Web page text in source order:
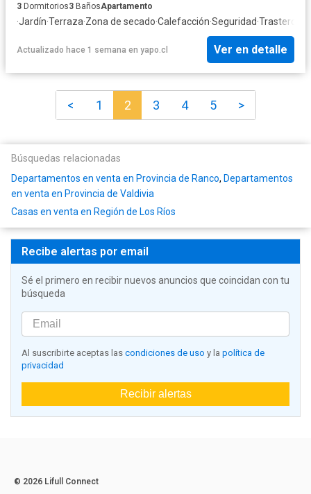
3 Dormitorios3 BañosApartamento
·Jardín·Terraza·Zona de secado·Calefacción·Seguridad·Trastero
Actualizado hace 1 semana en yapo.cl Ver en detalle
< 1 2 3 4 5 >
Búsquedas relacionadas
Departamentos en venta en Provincia de Ranco, Departamentos
en venta en Provincia de Valdivia
Casas en venta en Región de Los Ríos
Recibe alertas por email
Sé el primero en recibir nuevos anuncios que coincidan con tu
búsqueda
Al suscribirte aceptas las condiciones de uso y la política de
privacidad
Recibir alertas
© 2026 Lifull Connect